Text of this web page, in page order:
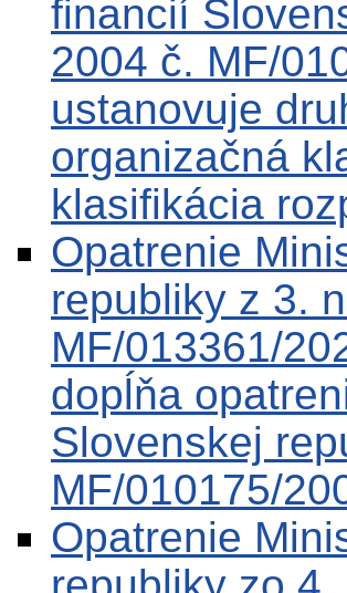
financií
2004 č. MF/
ustanovuje
organizačná
klasifikácia
Opatrenie
republiky z 3.
MF/013361/
dopĺňa
Slovenskej
MF/010175/
Opatrenie